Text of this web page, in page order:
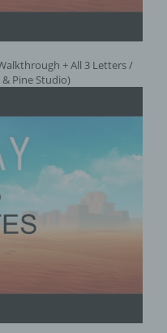
+ All 3 Letters /
Pine Studio)
sind, die
bestimmten Fall in
in Form
sonstigen
Handlung, mit der
verstehen gibt, dass
der sie betreffenden
einverstanden